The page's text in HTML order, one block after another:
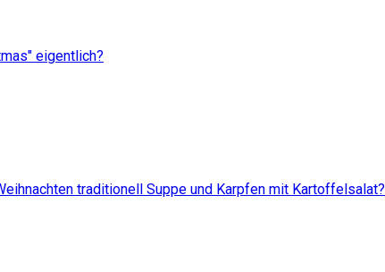
eigentlich?
traditionell Suppe und Karpfen mit Kartoffelsalat?